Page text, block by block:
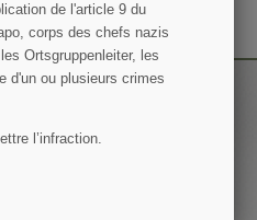
d'utilisation du site.
de l'article 9 du
corps des chefs nazis
Ortsgruppenleiter, les
d'un ou plusieurs crimes
l’infraction.